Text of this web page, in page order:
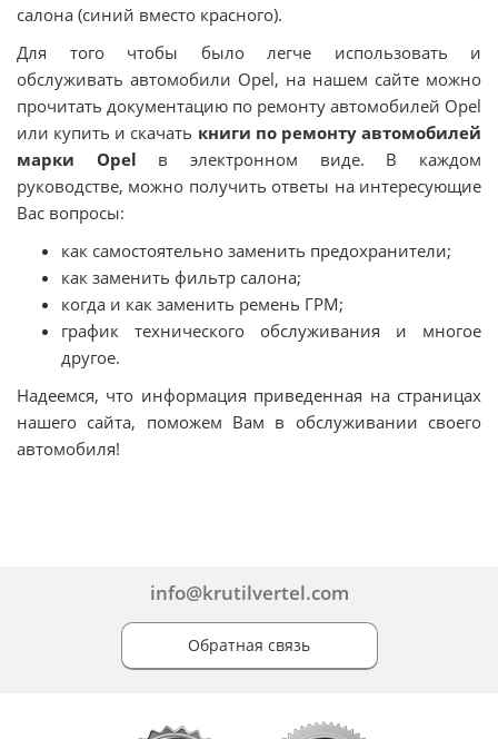
салона (синий вместо красного).
Для того чтобы было легче использовать и
обслуживать автомобили Opel, на нашем сайте можно
прочитать документацию по ремонту автомобилей Opel
или купить и скачать книги по ремонту автомобилей
марки Opel в электронном виде. В каждом
руководстве, можно получить ответы на интересующие
Вас вопросы:
как самостоятельно заменить предохранители;
как заменить фильтр салона;
когда и как заменить ремень ГРМ;
график технического обслуживания и многое
другое.
Надеемся, что информация приведенная на страницах
нашего сайта, поможем Вам в обслуживании своего
автомобиля!
info@krutilvertel.com
Обратная связь